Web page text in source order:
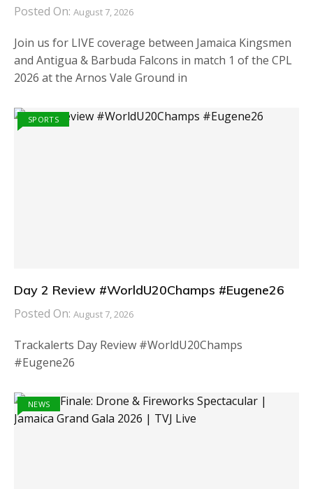
Posted On: August 7, 2026
Join us for LIVE coverage between Jamaica Kingsmen
and Antigua & Barbuda Falcons in match 1 of the CPL
2026 at the Arnos Vale Ground in
SPORTS
Day 2 Review #WorldU20Champs #Eugene26
Posted On: August 7, 2026
Trackalerts Day Review #WorldU20Champs
#Eugene26
NEWS